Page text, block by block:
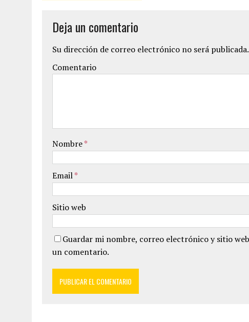
Deja un comentario
Su dirección de correo electrónico no será publicada.
Comentario
Nombre*
Email*
Sitio web
Guardar mi nombre, correo electrónico y sitio
un comentario.